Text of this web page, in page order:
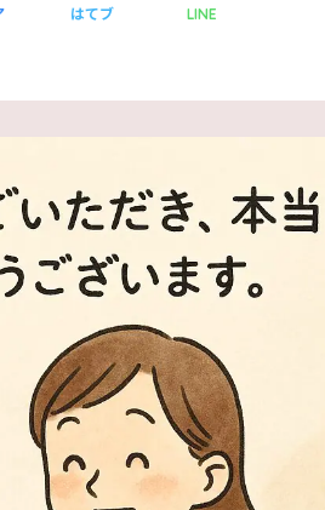
はてブ LINE